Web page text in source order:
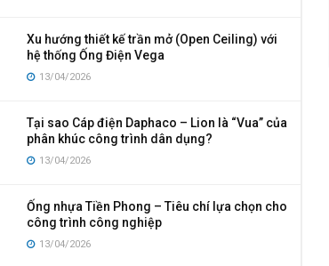
Xu hướng thiết kế trần mở (Open Ceiling) với
hệ thống Ống Điện Vega
13/04/2026
Tại sao Cáp điện Daphaco – Lion là “Vua” của
phân khúc công trình dân dụng?
13/04/2026
Ống nhựa Tiền Phong – Tiêu chí lựa chọn cho
công trình công nghiệp
13/04/2026